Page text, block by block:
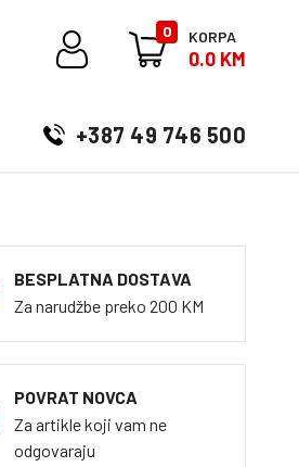
0 KORPA
0.0 KM
+387 49 746 500
BESPLATNA DOSTAVA
Za narudžbe preko 200 KM
POVRAT NOVCA
Za artikle koji vam ne
odgovaraju